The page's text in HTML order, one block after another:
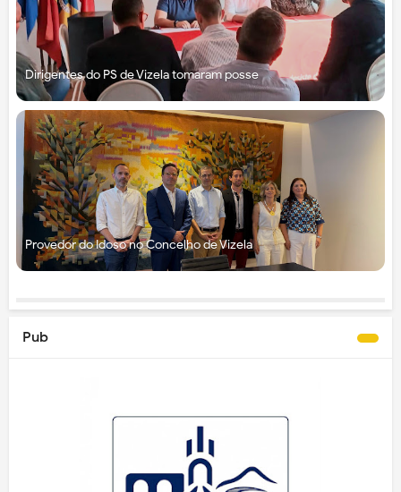
Dirigentes do PS de Vizela tomaram posse
Provedor do Idoso no Concelho de Vizela
Pub